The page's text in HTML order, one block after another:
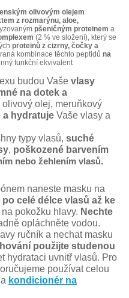
olivovým olejem
z rozmarýnu, aloe,
pšeničným proteinem a
(2 % ve složení), který se
proteinů z cizrny, čočky a
kombinace těchto peptidů na
funkční ekvivalent
budou Vaše vlasy
na dotek a
olej, meruňkový
a hydratuje Vaše vlasy a
typy vlasů, suché
, poškozené barvením
nebo žehlením vlasů.
naneste masku na
celé délce vlasů až ke
pokožku hlavy. Nechte
opláchněte vodou.
ručník a nechat masku
použijte studenou
hydrataci uvnitř vlasů. Pro
používat celou
a kondicionér na